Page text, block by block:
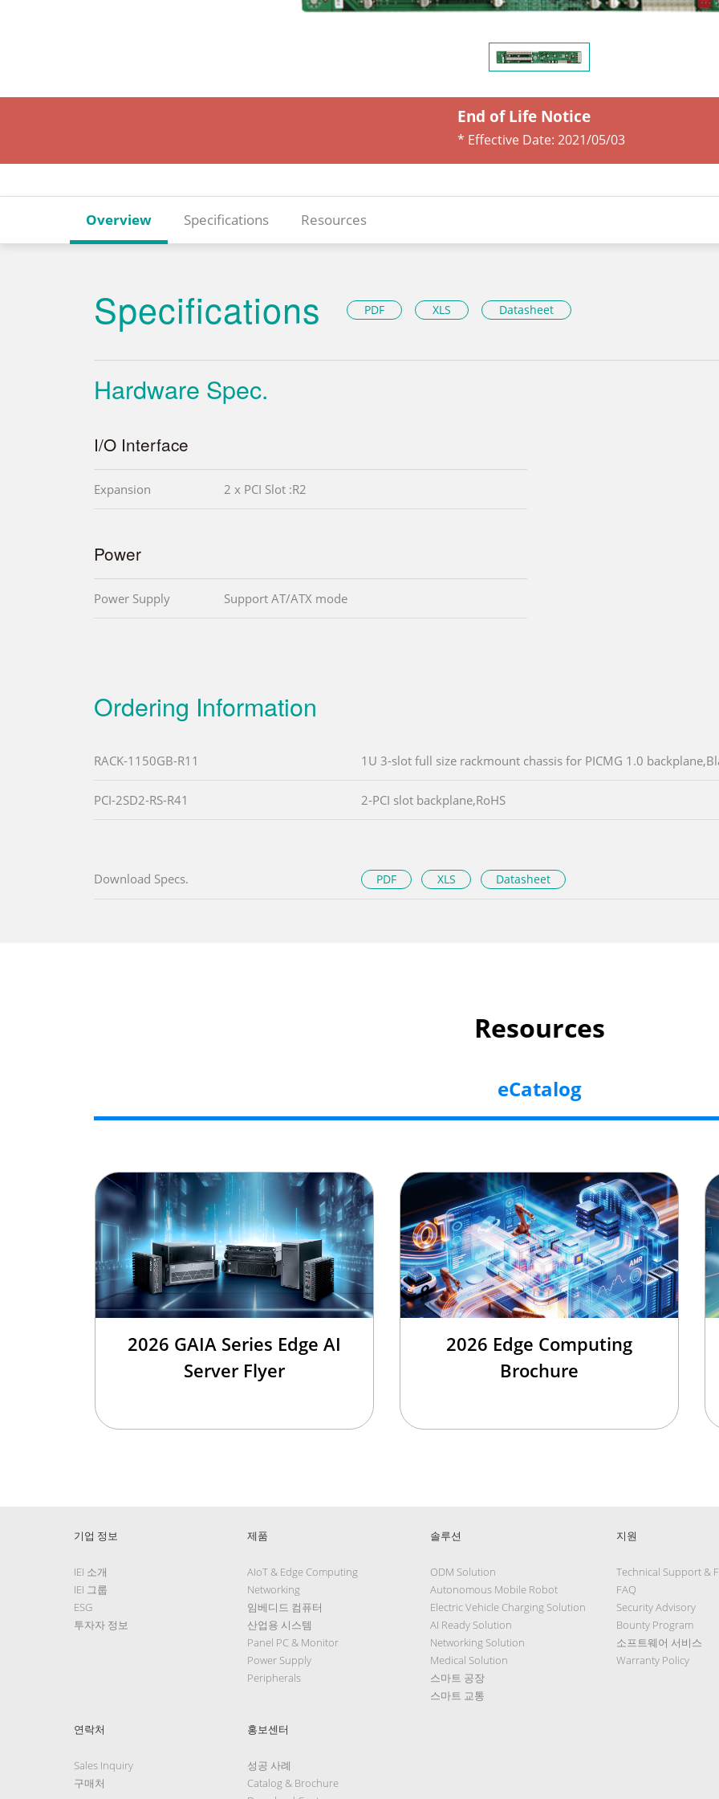
End of Life Notice
* Effective Date: 2021/05/03
Overview Specifications Resources
Specifications PDF XLS Datasheet
Hardware Spec.
I/O Interface
Expansion 2 x PCI Slot :R2
Power
Power Supply Support AT/ATX mode
Ordering Information
RACK-1150GB-R11 1U 3-slot full size rackmount chassis for PICMG 1.0
PCI-2SD2-RS-R41 2-PCI slot backplane,RoHS
Download Specs. PDF XLS Datasheet
Resources
eCatalog
2026 GAIA Series Edge AI
Server Flyer
2026 Edge Computing
Brochure
기업 정보
IEI 소개
IEI 그룹
ESG
투자자 정보
제품
AIoT & Edge Computing
Networking
임베디드 컴퓨터
산업용 시스템
Panel PC & Monitor
Power Supply
Peripherals
솔루션
ODM Solution
Autonomous Mobile Robot
Electric Vehicle Charging Solution
AI Ready Solution
Networking Solution
Medical Solution
스마트 공장
스마트 교통
지원
Technical Support &
FAQ
Security Advisory
Bounty Program
소프트웨어 서비스
Warranty Policy
연락처
Sales Inquiry
구매처
홍보센터
성공 사례
Catalog & Brochure